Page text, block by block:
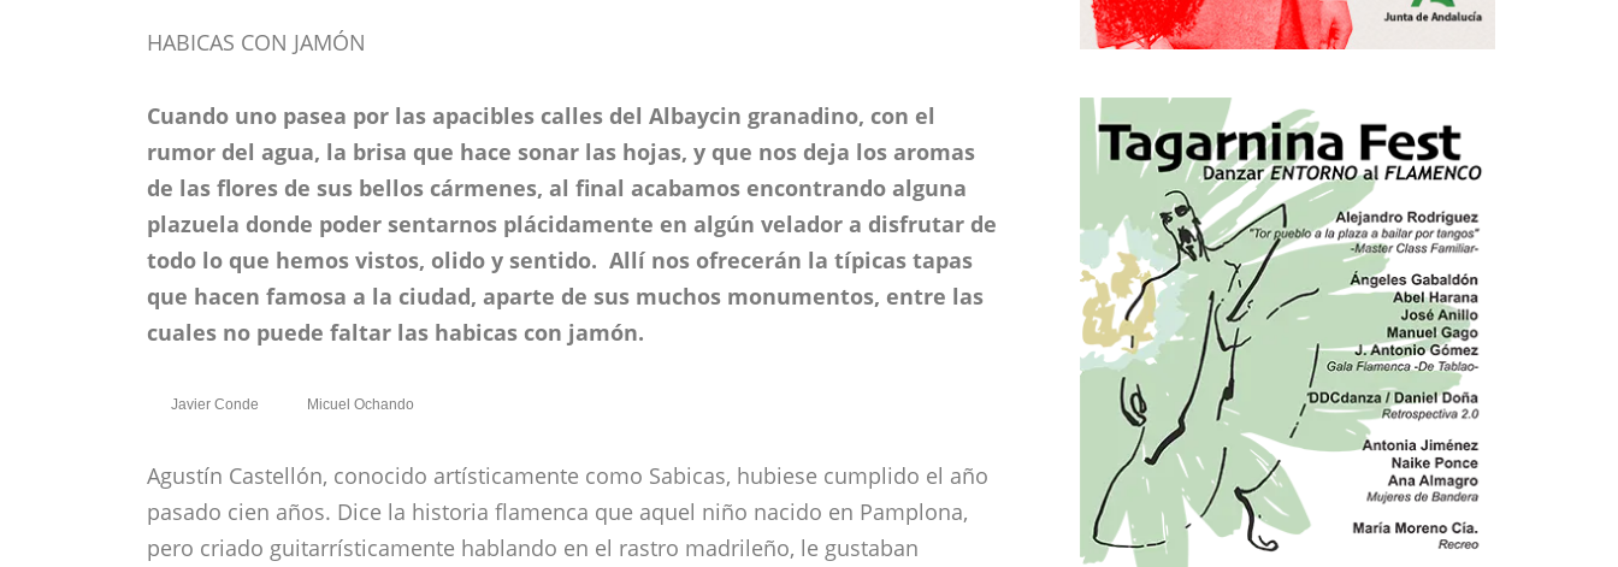
HABICAS CON JAMÓN
Cuando uno pasea por las apacibles calles del Albaycin granadino, con el
rumor del agua, la brisa que hace sonar las hojas, y que nos deja los aromas
de las flores de sus bellos cármenes, al final acabamos encontrando alguna
plazuela donde poder sentarnos plácidamente en algún velador a disfrutar de
todo lo que hemos vistos, olido y sentido. Allí nos ofrecerán la típicas tapas
que hacen famosa a la ciudad, aparte de sus muchos monumentos, entre las
cuales no puede faltar las habicas con jamón.
Javier Conde Micuel Ochando
Agustín Castellón, conocido artísticamente como Sabicas, hubiese cumplido el año
pasado cien años. Dice la historia flamenca que aquel niño nacido en Pamplona,
pero criado guitarrísticamente hablando en el rastro madrileño, le gustaban